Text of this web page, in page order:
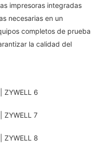
impresoras integradas
necesarias en un
completos de prueba
la calidad del